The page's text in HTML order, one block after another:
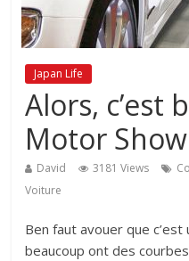
Japan Life
Alors, c’est
Motor
David 3181 Views
Voiture
Ben faut avouer que
beaucoup ont des